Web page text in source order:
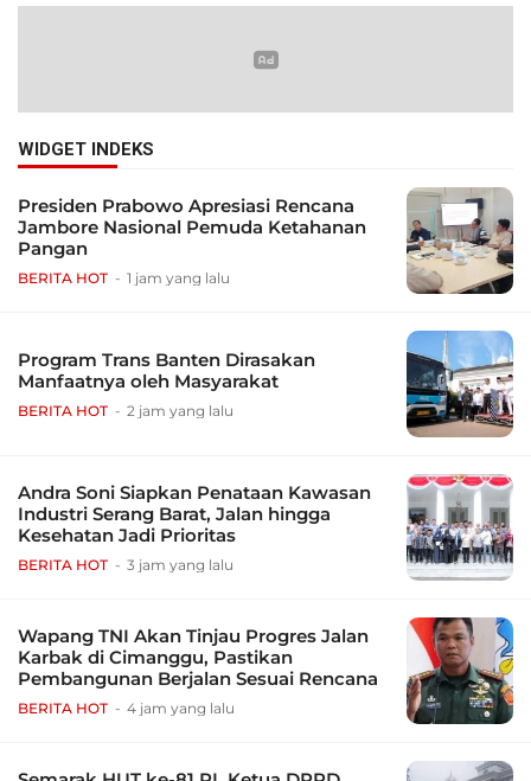
WIDGET INDEKS
Presiden Prabowo Apresiasi Rencana
Jambore Nasional Pemuda Ketahanan
Pangan
BERITA HOT 1 jam yang lalu
Program Trans Banten Dirasakan
Manfaatnya oleh Masyarakat
BERITA HOT 2 jam yang lalu
Andra Soni Siapkan Penataan Kawasan
Industri Serang Barat, Jalan hingga
Kesehatan Jadi Prioritas
BERITA HOT 3 jam yang lalu
Wapang TNI Akan Tinjau Progres Jalan
Karbak di Cimanggu, Pastikan
Pembangunan Berjalan Sesuai Rencana
BERITA HOT 4 jam yang lalu